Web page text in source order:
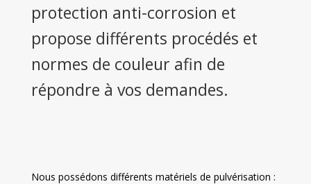
protection anti-corrosion et
propose différents procédés et
normes de couleur afin de
répondre à vos demandes.
Nous possédons différents matériels de pulvérisation :